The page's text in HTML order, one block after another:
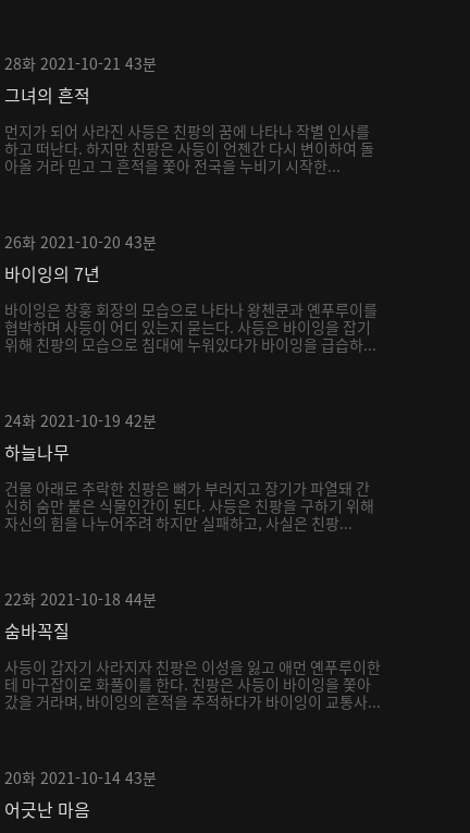
28화 2021-10-21 43분
그녀의 흔적
먼지가 되어 사라진 사등은 친팡의 꿈에 나타나 작별 인사를
하고 떠난다. 하지만 친팡은 사등이 언젠간 다시 변이하여 돌
아올 거라 믿고 그 흔적을 쫓아 전국을 누비기 시작한...
26화 2021-10-20 43분
바이잉의 7년
바이잉은 창훙 회장의 모습으로 나타나 왕첸쿤과 옌푸루이를
협박하며 사등이 어디 있는지 묻는다. 사등은 바이잉을 잡기
위해 친팡의 모습으로 침대에 누워있다가 바이잉을 급습하...
24화 2021-10-19 42분
하늘나무
건물 아래로 추락한 친팡은 뼈가 부러지고 장기가 파열돼 간
신히 숨만 붙은 식물인간이 된다. 사등은 친팡을 구하기 위해
자신의 힘을 나누어주려 하지만 실패하고, 사실은 친팡...
22화 2021-10-18 44분
숨바꼭질
사등이 갑자기 사라지자 친팡은 이성을 잃고 애먼 옌푸루이한
테 마구잡이로 화풀이를 한다. 친팡은 사등이 바이잉을 쫓아
갔을 거라며, 바이잉의 흔적을 추적하다가 바이잉이 교통사...
20화 2021-10-14 43분
어긋난 마음